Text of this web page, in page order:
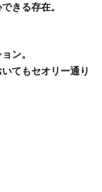
きる存在。
ン。
てもセオリー通り